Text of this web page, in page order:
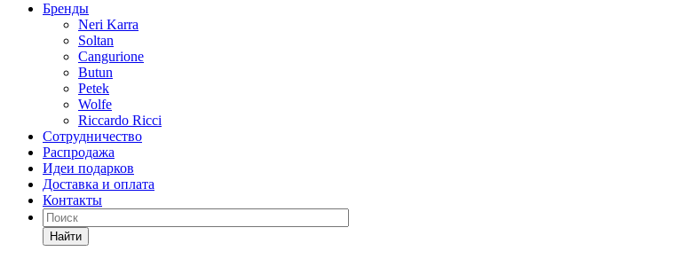
Бренды
Neri Karra
Soltan
Cangurione
Butun
Petek
Wolfe
Riccardo Ricci
Сотрудничество
Распродажа
Идеи подарков
Доставка и оплата
Контакты
Найти